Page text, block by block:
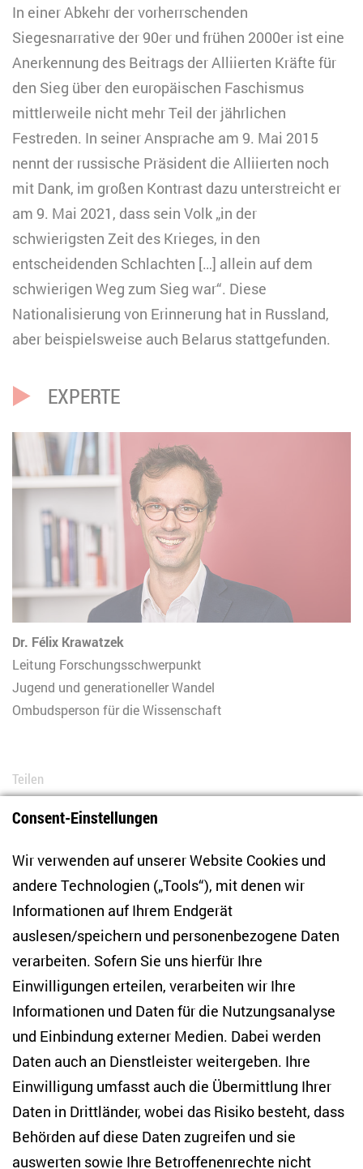
In einer Abkehr der vorherrschenden
Siegesnarrative der 90er und frühen 2000er ist eine
Anerkennung des Beitrags der Alliierten Kräfte für
den Sieg über den europäischen Faschismus
mittlerweile nicht mehr Teil der jährlichen
Festreden. In seiner Ansprache am 9. Mai 2015
nennt der russische Präsident die Alliierten noch
mit Dank, im großen Kontrast dazu unterstreicht er
am 9. Mai 2021, dass sein Volk „in der
schwierigsten Zeit des Krieges, in den
entscheidenden Schlachten […] allein auf dem
schwierigen Weg zum Sieg war“. Diese
Nationalisierung von Erinnerung hat in Russland,
aber beispielsweise auch Belarus stattgefunden.
EXPERTE
Dr. Félix Krawatzek
Leitung Forschungsschwerpunkt
Jugend und generationeller Wandel
Ombudsperson für die Wissenschaft
Teilen
BlueskyLinkedInFacebook
Zentrum für Osteuropa- und internationale
Studien
Anton-Wilhelm-Amo-Str. 60
10117 Berlin
Tel. +49 (30) 2005949-17
info(at)zois-berlin(dot)de
NEWSLETTER
E-Mail-Adresse eingeben*
Consent-Einstellungen
Wir verwenden auf unserer Website Cookies und
andere Technologien („Tools“), mit denen wir
Informationen auf Ihrem Endgerät
auslesen/speichern und personenbezogene Daten
verarbeiten. Sofern Sie uns hierfür Ihre
Einwilligungen erteilen, verarbeiten wir Ihre
Informationen und Daten für die Nutzungsanalyse
und Einbindung externer Medien. Dabei werden
Daten auch an Dienstleister weitergeben. Ihre
Einwilligung umfasst auch die Übermittlung Ihrer
Daten in Drittländer, wobei das Risiko besteht, dass
Behörden auf diese Daten zugreifen und sie
auswerten sowie Ihre Betroffenenrechte nicht